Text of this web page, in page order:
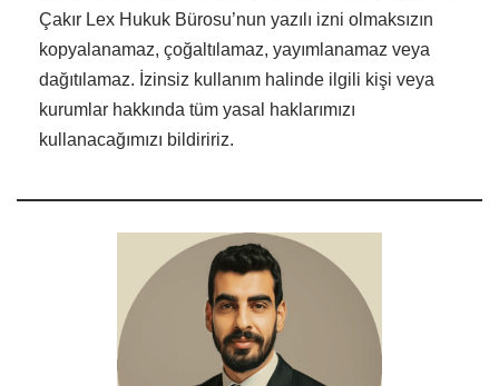
Çakır Lex Hukuk Bürosu’nun yazılı izni olmaksızın
kopyalanamaz, çoğaltılamaz, yayımlanamaz veya
dağıtılamaz. İzinsiz kullanım halinde ilgili kişi veya
kurumlar hakkında tüm yasal haklarımızı
kullanacağımızı bildiririz.